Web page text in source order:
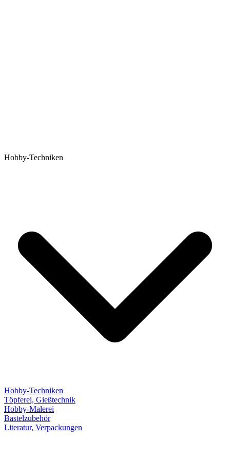
Hobby-Techniken
Hobby-Techniken
Töpferei, Gießtechnik
Hobby-Malerei
Bastelzubehör
Literatur, Verpackungen